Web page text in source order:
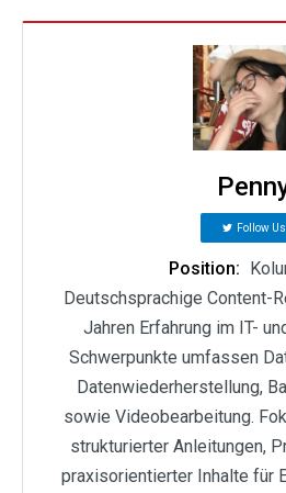
Follow Us
Position:
Deutschsprachige Content-
Jahren Erfahrung im IT-
Schwerpunkte umfassen
Datenwiederherstellung,
sowie Videobearbeitung.
strukturierter Anleitungen,
praxisorientierter Inhalte für